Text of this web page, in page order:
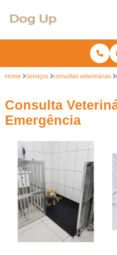
Home Serviços consultas veterinárias
Consulta
Emergência